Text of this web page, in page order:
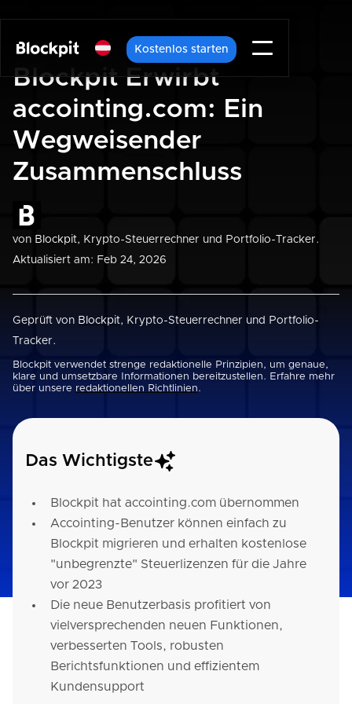
Kostenlos starten
Blockpit Erwirbt
accointing.com: Ein
Wegweisender
Zusammenschluss
von Blockpit, Krypto-Steuerrechner und Portfolio-Tracker.
Aktualisiert am: Feb 24, 2026
Geprüft von Blockpit, Krypto-Steuerrechner und Portfolio-
Tracker.
Blockpit verwendet strenge redaktionelle Prinzipien, um genaue,
klare und umsetzbare Informationen bereitzustellen. Erfahre mehr
über unsere redaktionellen Richtlinien.
Das Wichtigste
Blockpit hat accointing.com übernommen
Accointing-Benutzer können einfach zu
Blockpit migrieren und erhalten kostenlose
"unbegrenzte" Steuerlizenzen für die Jahre
vor 2023
Die neue Benutzerbasis profitiert von
vielversprechenden neuen Funktionen,
verbesserten Tools, robusten
Berichtsfunktionen und effizientem
Kundensupport